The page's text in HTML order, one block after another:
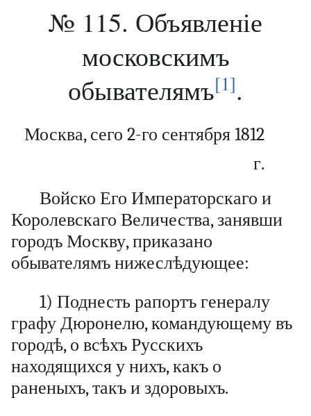
№ 115. Объявленіе
московскимъ
обывателямъ[1].
Москва, сего 2-го сентября 1812
г.
Войско Его Императорскаго и
Королевскаго Величества, занявши
городъ Москву, приказано
обывателямъ нижеслѣдующее:
1) Поднесть рапортъ генералу
графу Дюронелю, командующему въ
городѣ, о всѣхъ Русскихъ
находящихся у нихъ, какъ о
раненыхъ, такъ и здоровыхъ.